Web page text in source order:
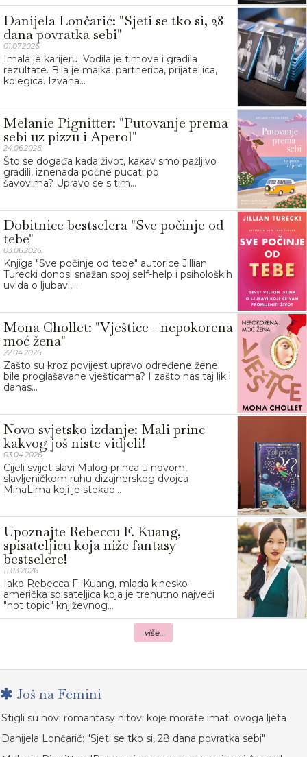
Danijela Lončarić: "Sjeti se tko si, 28
dana povratka sebi"
01.07.2026.
Imala je karijeru. Vodila je timove i gradila
rezultate. Bila je majka, partnerica, prijateljica,
kolegica. Izvana...
Melanie Pignitter: "Putovanje prema
sebi uz pizzu i Aperol"
24.06.2026.
Što se događa kada život, kakav smo pažljivo
gradili, iznenada počne pucati po
šavovima? Upravo se s tim...
Dobitnice bestselera "Sve počinje od
tebe"
03.06.2026.
Knjiga "Sve počinje od tebe" autorice Jillian
Turecki donosi snažan spoj self-help i psiholoških
uvida o ljubavi,...
Mona Chollet: "Vještice - nepokorena
moć žena"
22.04.2026.
Zašto su kroz povijest upravo određene žene
bile proglašavane vješticama? I zašto nas taj lik i
danas...
Novo svjetsko izdanje: Mali princ
kakvog još niste vidjeli!
03.04.2026.
Cijeli svijet slavi Malog princa u novom,
slavljeničkom ruhu dizajnerskog dvojca
MinaLima koji je stekao...
Upoznajte Rebeccu F. Kuang,
spisateljicu koja niže fantasy
bestselere!
11.03.2026.
Iako Rebecca F. Kuang, mlada kinesko-
američka spisateljica koja je trenutno najveći
"hot topic" književnog...
više...
Još na Femini
Stigli su novi romantasy hitovi koje morate imati ovoga ljeta
Danijela Lončarić: "Sjeti se tko si, 28 dana povratka sebi"